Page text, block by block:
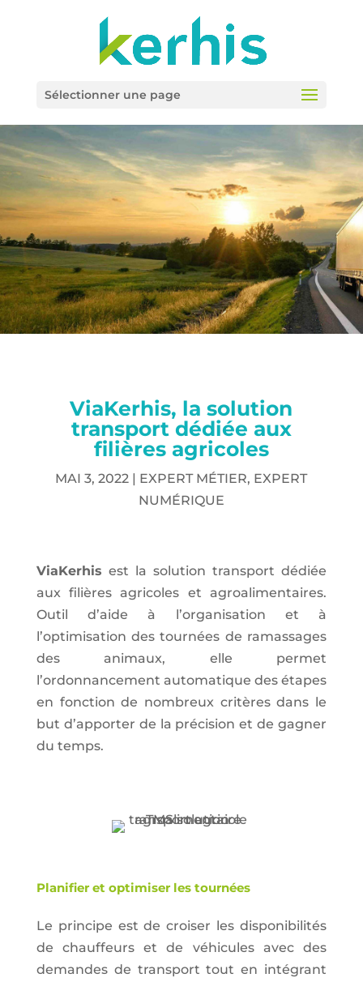
Sélectionner une page
ViaKerhis, la solution
transport dédiée aux
filières agricoles
MAI 3, 2022 | EXPERT MÉTIER, EXPERT
NUMÉRIQUE
ViaKerhis est la solution transport dédiée
aux filières agricoles et agroalimentaires.
Outil d’aide à l’organisation et à
l’optimisation des tournées de ramassages
des animaux, elle permet
l’ordonnancement automatique des étapes
en fonction de nombreux critères dans le
but d’apporter de la précision et de gagner
du temps.
Planifier et optimiser les tournées
Le principe est de croiser les disponibilités
de chauffeurs et de véhicules avec des
demandes de transport tout en intégrant